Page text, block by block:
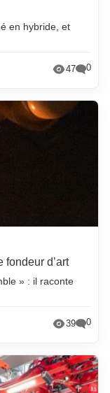
en hybride, et
47 0
fondeur d’art
» : il raconte
39 0